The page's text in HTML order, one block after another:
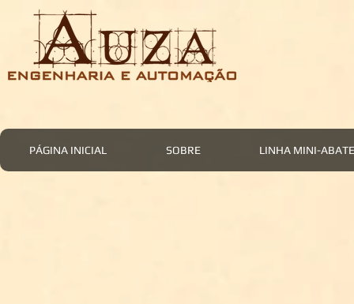
PÁGINA INICIAL SOBRE LINHA MINI-